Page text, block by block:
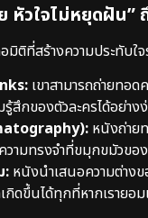
วใจไม่หยุดฝัน”
ติที่สร้างความประทับใ
เขาสามารถถ่ายทอ
สึกของตัวละครได้อย่าง
หนังถ่าย
ามทรงจำที่ขมุกขมัวขอ
: หนังนำเสนอความต่างข
กิดขึ้นได้ทุกที่หากเรายอม